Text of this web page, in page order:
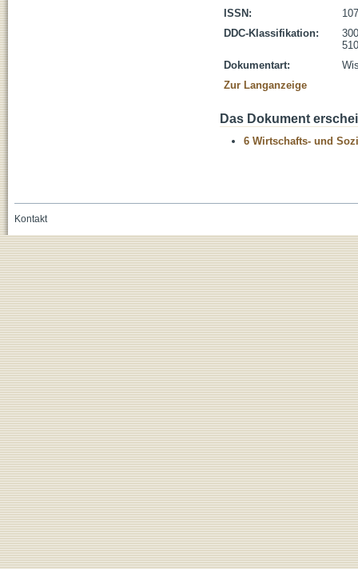
ISSN:
DDC-Klassifikation:
Dokumentart:
Zur Langanzeige
Das Dokument
6 Wirtschafts- und
Kontakt